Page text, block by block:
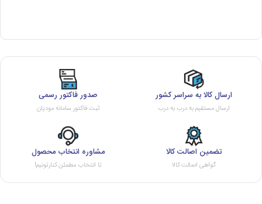
ارسال کالا به سراسر کشور
ارسال مستقیم به درب به درب
صدور فاکتور رسمی
ثبت فاکتور سامانه مودیان
تضمین اصالت کالا
گواهی اصالت کالا
مشاوره انتخاب محصول
تا انتخاب مطمئن کنارتونیم!